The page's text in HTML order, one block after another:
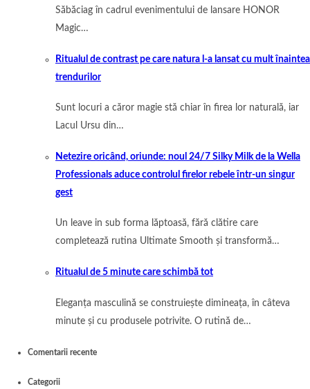
Săbăciag în cadrul evenimentului de lansare HONOR
Magic…
Ritualul de contrast pe care natura l-a lansat cu mult înaintea
trendurilor
Sunt locuri a căror magie stă chiar în firea lor naturală, iar
Lacul Ursu din…
Netezire oricând, oriunde: noul 24/7 Silky Milk de la Wella
Professionals aduce controlul firelor rebele într-un singur
gest
Un leave in sub forma lăptoasă, fără clătire care
completează rutina Ultimate Smooth și transformă…
Ritualul de 5 minute care schimbă tot
Eleganța masculină se construiește dimineața, în câteva
minute și cu produsele potrivite. O rutină de…
Comentarii recente
Categorii